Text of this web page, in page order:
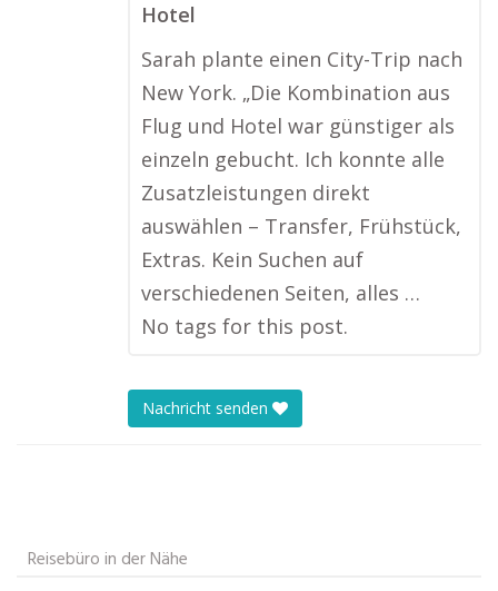
Hotel
Sarah plante einen City-Trip nach
New York. „Die Kombination aus
Flug und Hotel war günstiger als
einzeln gebucht. Ich konnte alle
Zusatzleistungen direkt
auswählen – Transfer, Frühstück,
Extras. Kein Suchen auf
verschiedenen Seiten, alles …
No tags for this post.
Nachricht senden
Reisebüro in der Nähe